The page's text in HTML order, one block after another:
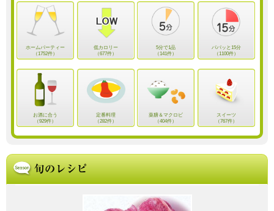
ホームパーティー
（1752件）
低カロリー
（677件）
5分で1品
（141件）
パパッと15分
（1100件）
お酒に合う
（929件）
定番料理
（282件）
薬膳＆マクロビ
（404件）
スイーツ
（767件）